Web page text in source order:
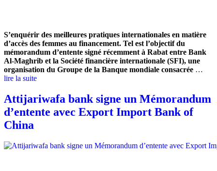
S’enquérir des meilleures pratiques internationales en matière
d’accès des femmes au financement. Tel est l’objectif du
mémorandum d’entente signé récemment à Rabat entre Bank
Al-Maghrib et la Société financière internationale (SFI), une
organisation du Groupe de la Banque mondiale consacrée …
lire la suite
Attijariwafa bank signe un Mémorandum
d’entente avec Export Import Bank of
China